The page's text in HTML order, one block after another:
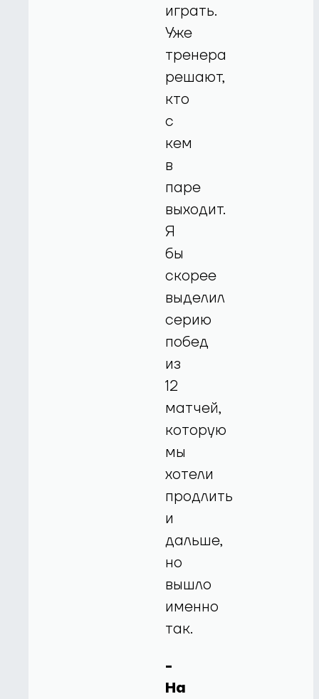
играть.
Уже
тренера
решают,
кто
с
кем
в
паре
выходит.
Я
бы
скорее
выделил
серию
побед
из
12
матчей,
которую
мы
хотели
продлить
и
дальше,
но
вышло
именно
так.
-
На